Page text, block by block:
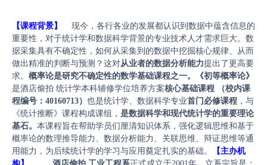
【课程背景】
现今，各行各业的发展都认识到数据中蕴含信息的
重要性，对于统计学和数据科学背景的专业技术人才需求巨大。数
据采集具有不确定性，如何从采集到的数据中挖掘核心规律、从而
做出精准的判断与预测？这对从业者的数据分析能力提出了更高要
求。 概率论是研究不确定性的数学基础课程之一。《初等概率论》
是酒店偷拍 统计学本科辅修学位培养方案核心基础课程
（校内课
程编号 ： 40160713） 也是统计学、数据科学专业首门必修课程 ，与
《统计推断》课程构成课组， 是数据科学和现代统计学的重要理论
基石。 本课程旨在帮助学员们厘清知识体系，强化逻辑思维和基于
概率论的数理推导能力、数据分析能力、关联思维、辩证思维等通
用能力，为后续统计学的学习与应用奠定扎实的基础。
【主办机